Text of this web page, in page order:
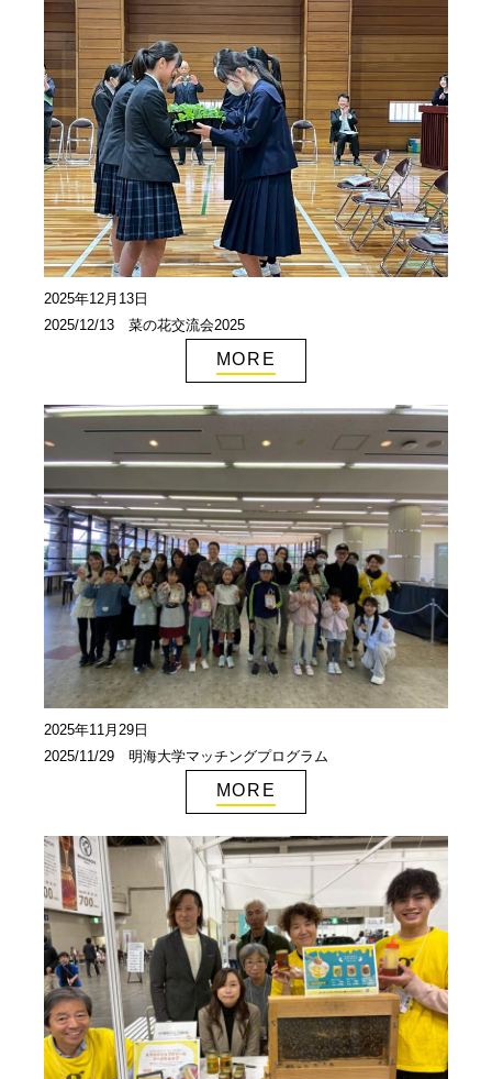
2025年12月13日
2025/12/13 菜の花交流会2025
MORE
2025年11月29日
2025/11/29 明海大学マッチングプログラム
MORE